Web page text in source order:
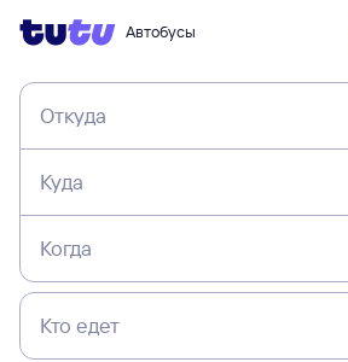
Автобусы
Откуда
Куда
Когда
Кто едет